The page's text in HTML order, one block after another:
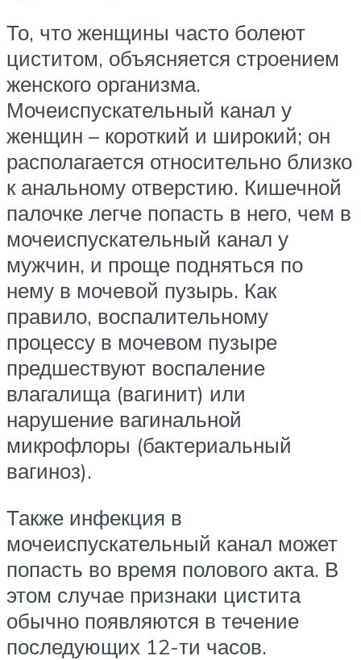
То, что женщины часто болеют
циститом, объясняется строением
женского организма.
Мочеиспускательный канал у
женщин – короткий и широкий; он
располагается относительно близко
к анальному отверстию. Кишечной
палочке легче попасть в него, чем в
мочеиспускательный канал у
мужчин, и проще подняться по
нему в мочевой пузырь. Как
правило, воспалительному
процессу в мочевом пузыре
предшествуют воспаление
влагалища (вагинит) или
нарушение вагинальной
микрофлоры (бактериальный
вагиноз).
Также инфекция в
мочеиспускательный канал может
попасть во время полового акта. В
этом случае признаки цистита
обычно появляются в течение
последующих 12-ти часов.